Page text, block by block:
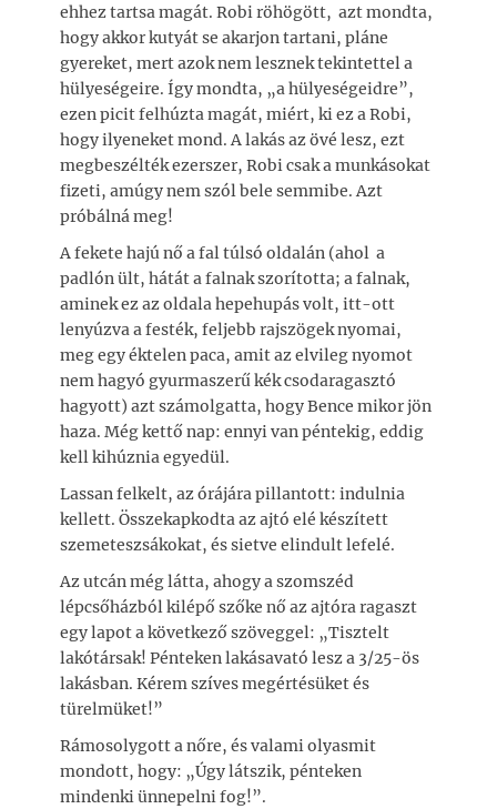
ehhez tartsa magát. Robi röhögött, azt mondta,
hogy akkor kutyát se akarjon tartani, pláne
gyereket, mert azok nem lesznek tekintettel a
hülyeségeire. Így mondta, „a hülyeségeidre”,
ezen picit felhúzta magát, miért, ki ez a Robi,
hogy ilyeneket mond. A lakás az övé lesz, ezt
megbeszélték ezerszer, Robi csak a munkásokat
fizeti, amúgy nem szól bele semmibe. Azt
próbálná meg!
A fekete hajú nő a fal túlsó oldalán (ahol a
padlón ült, hátát a falnak szorította; a falnak,
aminek ez az oldala hepehupás volt, itt-ott
lenyúzva a festék, feljebb rajszögek nyomai,
meg egy éktelen paca, amit az elvileg nyomot
nem hagyó gyurmaszerű kék csodaragasztó
hagyott) azt számolgatta, hogy Bence mikor jön
haza. Még kettő nap: ennyi van péntekig, eddig
kell kihúznia egyedül.
Lassan felkelt, az órájára pillantott: indulnia
kellett. Összekapkodta az ajtó elé készített
szemeteszsákokat, és sietve elindult lefelé.
Az utcán még látta, ahogy a szomszéd
lépcsőházból kilépő szőke nő az ajtóra ragaszt
egy lapot a következő szöveggel: „Tisztelt
lakótársak! Pénteken lakásavató lesz a 3/25-ös
lakásban. Kérem szíves megértésüket és
türelmüket!”
Rámosolygott a nőre, és valami olyasmit
mondott, hogy: „Úgy látszik, pénteken
mindenki ünnepelni fog!”.